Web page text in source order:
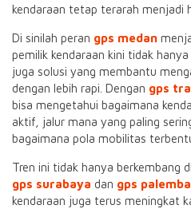
kendaraan tetap terarah menjadi
Di sinilah peran gps medan
pemilik kendaraan kini tidak
juga solusi yang membantu
dengan lebih rapi. Dengan gps
bisa mengetahui bagaimana
aktif, jalur mana yang paling
bagaimana pola mobilitas
Tren ini tidak hanya berkembang
gps surabaya dan gps
kendaraan juga terus meningkat